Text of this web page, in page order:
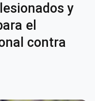
y
el
contra